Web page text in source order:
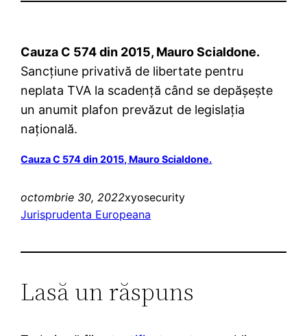
Cauza C 574 din 2015, Mauro Scialdone.
Sancțiune privativă de libertate pentru
neplata TVA la scadență când se depășește
un anumit plafon prevăzut de legislația
națională.
Cauza C 574 din 2015, Mauro Scialdone.
octombrie 30, 2022xyosecurity
Jurisprudenta Europeana
Lasă un răspuns